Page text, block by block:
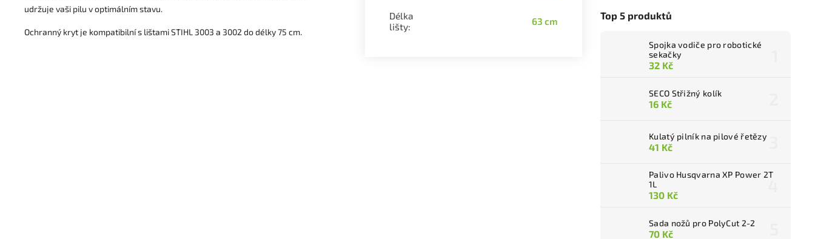
Top 5 produktů
Spojka vodiče pro robotické
sekačky
32 Kč
SECO Střižný kolík
16 Kč
Kulatý pilník na pilové řetězy
41 Kč
Palivo Husqvarna XP Power 2T
1L
130 Kč
Sada nožů pro PolyCut 2-2
70 Kč
udržuje vaši pilu v optimálním stavu.
Ochranný kryt je kompatibilní s lištami STIHL 3003 a 3002 do délky 75 cm.
Délka
lišty: 63 cm